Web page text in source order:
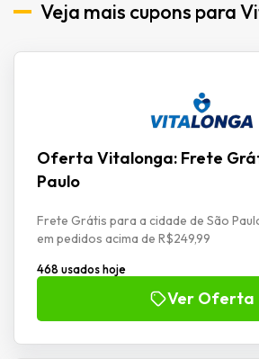
Veja mais cupons para
Oferta Vitalonga: Frete
Paulo
Frete Grátis para a cidade de São
em pedidos acima de R$249,99
468 usados hoje
Ver Oferta